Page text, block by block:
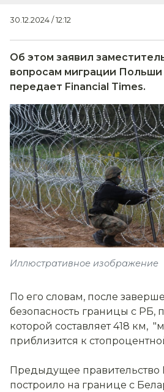
30.12.2024 / 12:12
Об этом заявил
вопросам миграции
передает Financial Times.
Иллюстративное изображение
По его словам, после
безопасность границы с РБ,
которой составляет 418 км,
приблизится к
Предыдущее
построило на границе с